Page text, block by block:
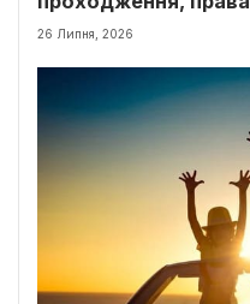
виплати
26 Липня, 2026